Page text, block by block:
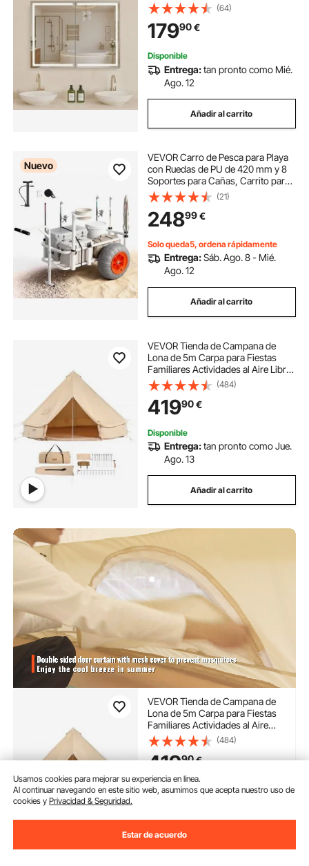
Regulable en 3 Colores, Espejo de
Cristal Templado, Función de
Memoria, Estantes Ajustables, con
Enchufes y USB
(64)
17990€
Disponible
Entrega:tan pronto como Mié.
Ago. 12
Añadir al carrito
Nuevo
VEVOR Carro de Pesca para Playa
con Ruedas de PU de 420 mm y 8
Soportes para Cañas, Carrito para
Playa Todoterreno de Aleación de
Aluminio con Capacidad de 159 kg
para Picnic, Transporte y Camping
(21)
24899€
Solo queda5, ordena rápidamente
Entrega:Sáb. Ago. 8 - Mié.
Ago. 12
Añadir al carrito
VEVOR Tienda de Campana de
Lona de 5m Carpa para Fiestas
Familiares Actividades al Aire Libre
con Orificio para Estufa de Leña y
Bolsas de Almacenamiento
Capacidad Aprox. 8 Personas,
Barbacoa, Camping
(484)
41990€
Disponible
Entrega:tan pronto como Jue.
Ago. 13
Añadir al carrito
VEVOR Tienda de Campana de
Lona de 5m Carpa para Fiestas
Familiares Actividades al Aire
Libre con Orificio para Estufa de
Leña y Bolsas de
Almacenamiento Capacidad
Camping
(484)
41990€
Disponible
Jue. Ago. 13
Añadir al carrito
Usamos cookies para mejorar su experiencia en línea.
Al continuar navegando en este sitio web, asumimos que acepta nuestro uso de
cookies yPrivacidad & Seguridad.
Estar de acuerdo